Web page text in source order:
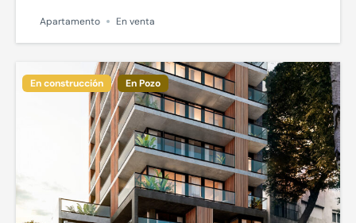
Apartamento En venta
En construcción En Pozo